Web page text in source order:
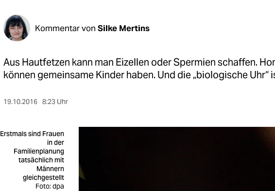
Kommentar von Silke Mertins
Aus Hautfetzen kann man Eizellen oder Spermien schaffen.
können gemeinsame Kinder haben. Und die „biologische Uhr“
19.10.2016 8:23 Uhr
Erstmals sind Frauen
in der
Familienplanung
tatsächlich mit
Männern
gleichgestellt
Foto: dpa